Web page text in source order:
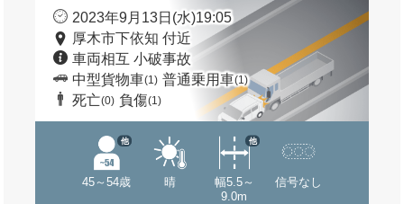
2023年9月13日(水)19:05
厚木市下依知 付近
車両相互 小破事故
中型貨物車(1) 普通乗用車(1)
死亡(0) 負傷(1)
45～54歳
他
晴
幅5.5～
9.0m
他
信号なし